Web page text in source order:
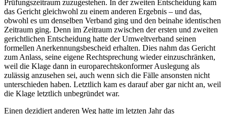
Prüfungszeitraum zuzugestehen. In der zweiten Entscheidung kam
das Gericht gleichwohl zu einem anderen Ergebnis – und das,
obwohl es um denselben Verband ging und den beinahe identischen
Zeitraum ging. Denn im Zeitraum zwischen der ersten und zweiten
gerichtlichen Entscheidung hatte der Umweltverband seinen
formellen Anerkennungsbescheid erhalten. Dies nahm das Gericht
zum Anlass, seine eigene Rechtsprechung wieder einzuschränken,
weil die Klage dann in europarechtskonformer Auslegung als
zulässig anzusehen sei, auch wenn sich die Fälle ansonsten nicht
unterschieden haben. Letztlich kam es darauf aber gar nicht an, weil
die Klage letztlich unbegründet war.
Einen dezidiert anderen Weg hatte im letzten Jahr das